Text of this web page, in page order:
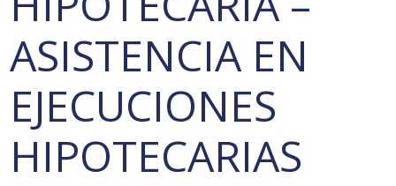
ASISTENCIA EN
EJECUCIONES
HIPOTECARIAS